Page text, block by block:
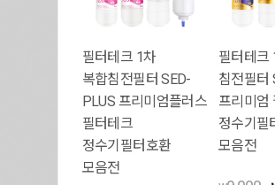
필터테크 1차
복합침전필터 SED-
PLUS 프리미엄플러스
필터테크
정수기필터호환
모음전
필터테크
침전필터
프리미엄
정수기필
모음전